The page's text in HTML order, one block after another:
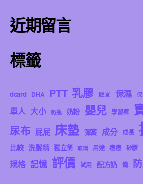
近期留言
標籤
dcard DHA PTT 乳膠 便宜 保濕 保
單人 大小 奶瓶 奶粉 嬰兒 學習褲
尿布 屁屁 床墊 彈簧 成分 成長
比較 洗髮精 獨立筒 玻璃 用途 痘痘 矽膠
規格 記憶 評價 試用 配方奶 鐵